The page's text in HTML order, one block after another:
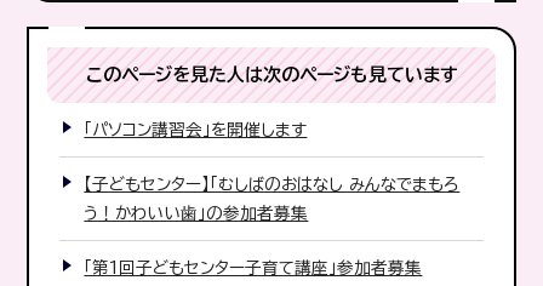
このページを見た人は次のページも見ています
「パソコン講習会」を開催します
【子どもセンター】「むしばのおはなし みんなでまもろ
う！かわいい歯」の参加者募集
「第1回子どもセンター子育て講座」参加者募集